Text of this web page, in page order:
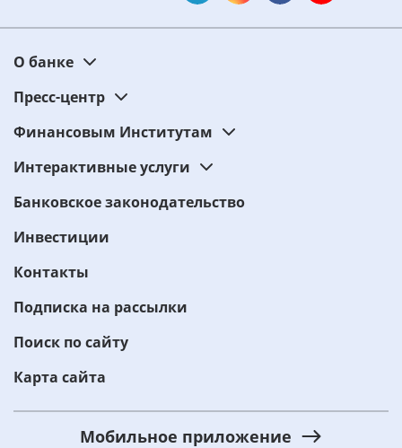
О банке
Пресс-центр
Финансовым Институтам
Интерактивные услуги
Банковское законодательство
Инвестиции
Контакты
Подписка на рассылки
Поиск по сайту
Карта сайта
Мобильное приложение